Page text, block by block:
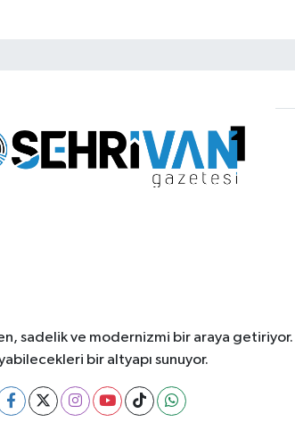
sadelik ve modernizmi bir araya getiriyor.
bir altyapı sunuyor.